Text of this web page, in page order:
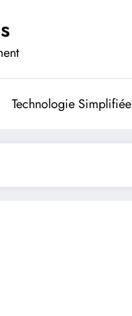
Technologie Simplifiée